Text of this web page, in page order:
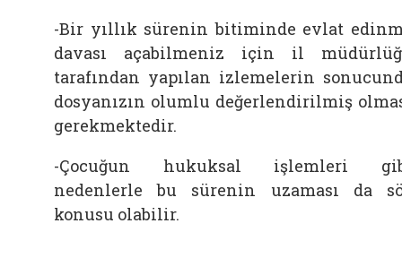
-Bir yıllık sürenin bitiminde evlat
davası açabilmeniz için il
tarafından yapılan izlemelerin
dosyanızın olumlu değerlendirilmiş
gerekmektedir.
-Çocuğun hukuksal işlemleri
nedenlerle bu sürenin uzaması da
konusu olabilir.